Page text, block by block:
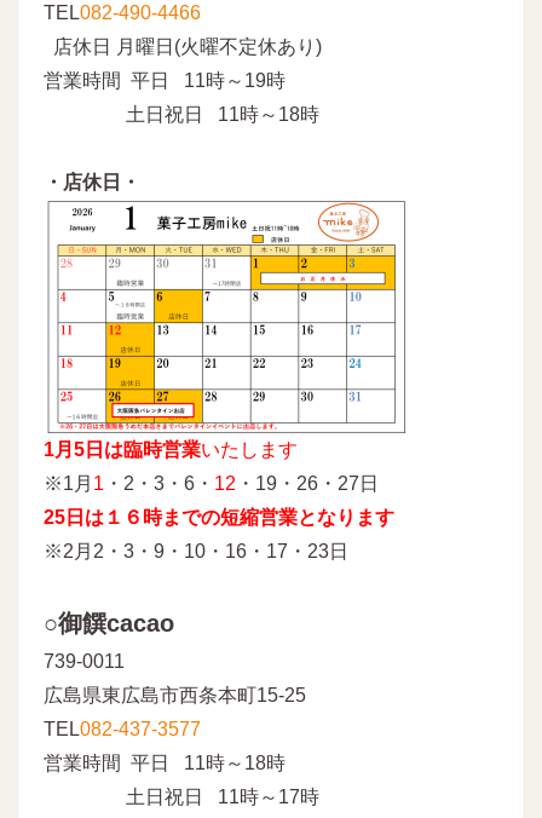
TEL082-490-4466
店休日 月曜日(火曜不定休あり)
営業時間 平日 11時～19時
土日祝日 11時～18時
・店休日・
1月5日は臨時営業いたします
※1月 1 ・2・3・6・ 12 ・19・26・27日
25日は１６時までの短縮営業となります
※2月2・3・9・10・16・17・23日
○御饌cacao
739-0011
広島県東広島市西条本町15-25
TEL082-437-3577
営業時間 平日 11時～18時
土日祝日 11時～17時